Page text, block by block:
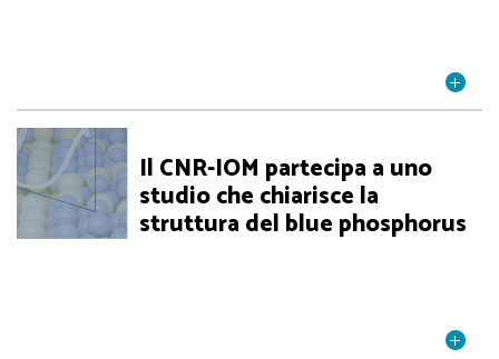
Il CNR-IOM partecipa a uno
studio che chiarisce la
struttura del blue phosphorus